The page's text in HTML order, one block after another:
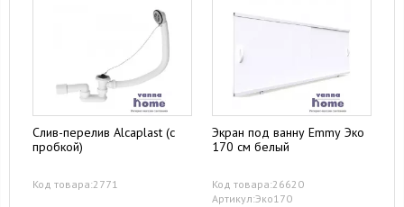
Слив-перелив Alcaplast (с
пробкой)
Код товара:2771
Экран под ванну Emmy Эко
170 см белый
Код товара:26620
Артикул:Эко170